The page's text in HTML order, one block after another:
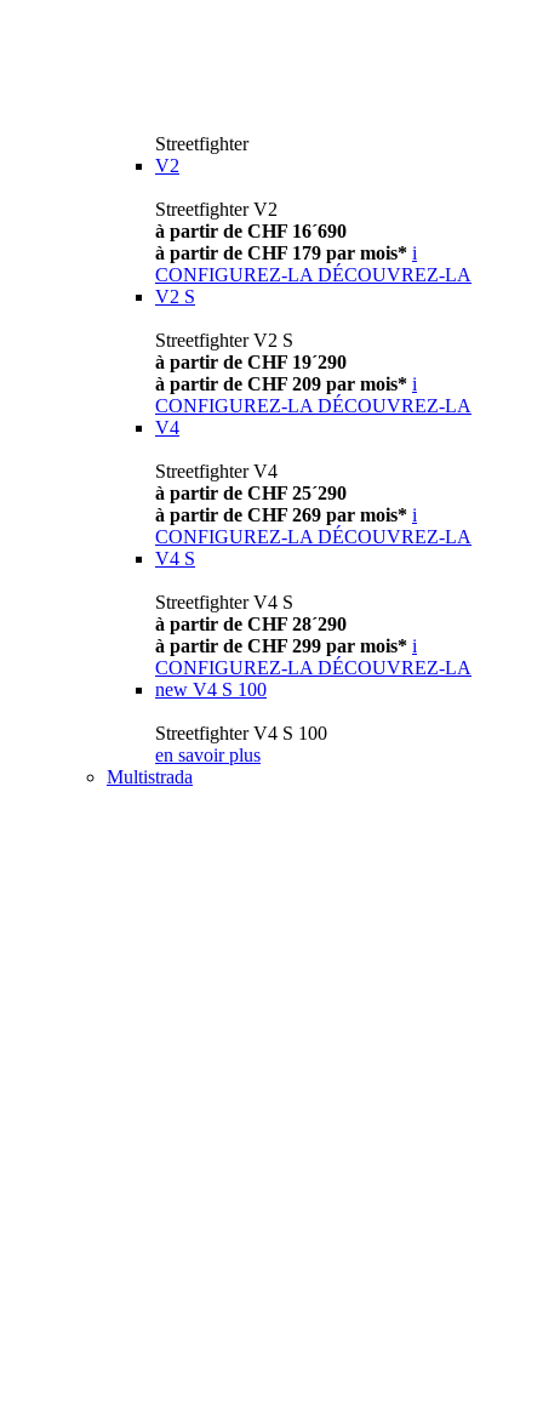
Streetfighter
V2
Streetfighter V2
à partir de CHF 16´690
à partir de CHF 179 par mois* i
CONFIGUREZ-LA DÉCOUVREZ-LA
V2 S
Streetfighter V2 S
à partir de CHF 19´290
à partir de CHF 209 par mois* i
CONFIGUREZ-LA DÉCOUVREZ-LA
V4
Streetfighter V4
à partir de CHF 25´290
à partir de CHF 269 par mois* i
CONFIGUREZ-LA DÉCOUVREZ-LA
V4 S
Streetfighter V4 S
à partir de CHF 28´290
à partir de CHF 299 par mois* i
CONFIGUREZ-LA DÉCOUVREZ-LA
new V4 S 100
Streetfighter V4 S 100
en savoir plus
Multistrada